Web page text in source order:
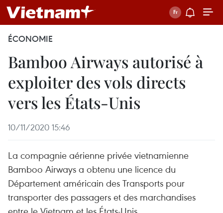
ÉCONOMIE
Bamboo Airways autorisé à
exploiter des vols directs
vers les États-Unis
10/11/2020 15:46
La compagnie aérienne privée vietnamienne
Bamboo Airways a obtenu une licence du
Département américain des Transports pour
transporter des passagers et des marchandises